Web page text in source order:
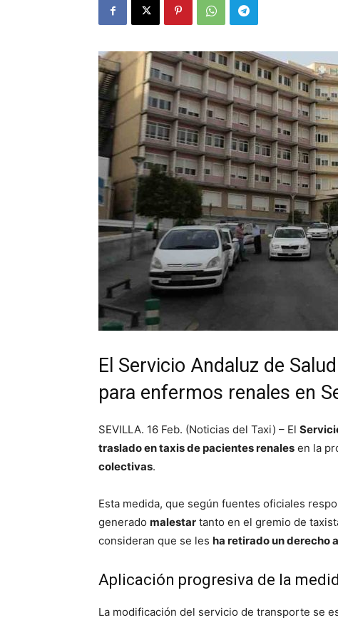
El Servicio Andaluz de
para enfermos renales en
SEVILLA. 16 Feb. (Noticias del Taxi) – El
traslado en taxis de pacientes renales en la
colectivas.
Esta medida, que según fuentes oficiales
generado malestar tanto en el gremio de
consideran que se les ha retirado un derecho
Aplicación progresiva de la
La modificación del servicio de transporte se